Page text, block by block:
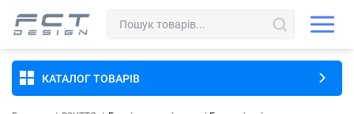
КАТАЛОГ ТОВАРІВ